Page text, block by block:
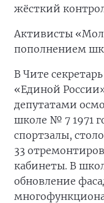
жёсткий
Активисты
пополнением
В Чите
«Единой
депутатами
школе № 7 1971
спортзалы,
33
кабинеты. В
обновление